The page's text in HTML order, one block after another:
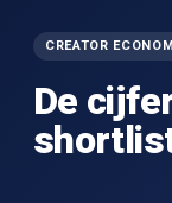
CREATOR
De